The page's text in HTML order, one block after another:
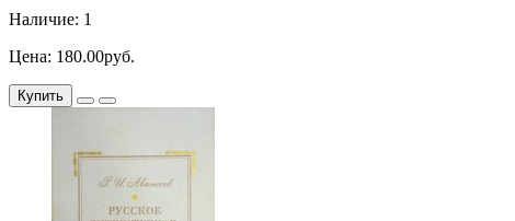
Наличие: 1
Цена: 180.00руб.
Купить